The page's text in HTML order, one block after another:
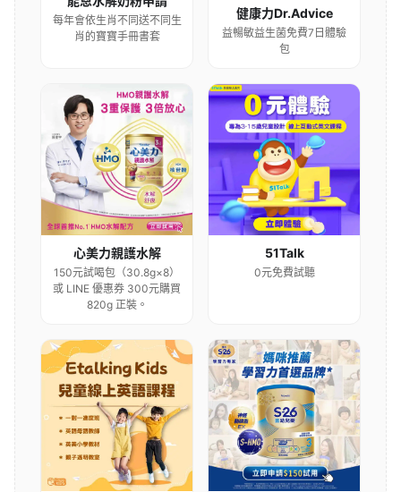
每年會依生肖不同送不同生
肖的寶寶手冊書套
健康力Dr.Advice
益暢敏益生菌免費7日體驗
包
心美力親護水解
150元試喝包（30.8g×8）
或 LINE 優惠券 300元購買
820g 正裝。
51Talk
0元免費試聽